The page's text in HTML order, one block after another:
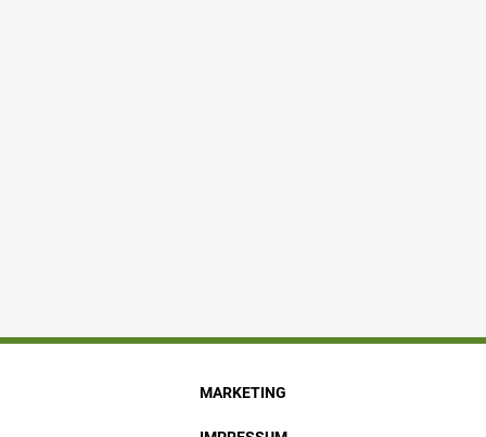
MARKETING